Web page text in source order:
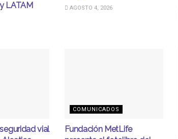
LATAM
AGOSTO 4, 2026
vial
COMUNICADOS
Fundación MetLife